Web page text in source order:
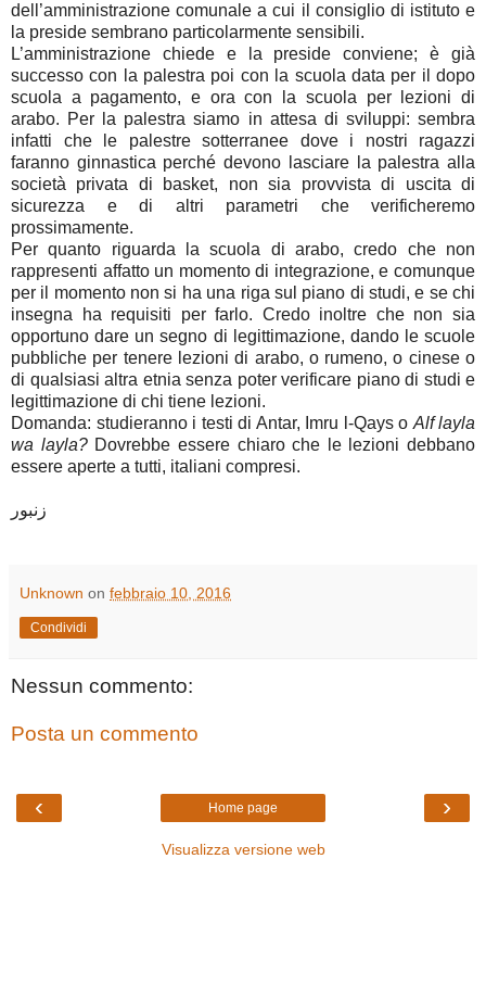
dell’amministrazione comunale a cui il consiglio di istituto e
la preside sembrano particolarmente sensibili.
L’amministrazione chiede e la preside conviene; è già
successo con la palestra poi con la scuola data per il dopo
scuola a pagamento, e ora con la scuola per lezioni di
arabo. Per la palestra siamo in attesa di sviluppi: sembra
infatti che le palestre sotterranee dove i nostri ragazzi
faranno ginnastica perché devono lasciare la palestra alla
società privata di basket, non sia provvista di uscita di
sicurezza e di altri parametri che verificheremo
prossimamente.
Per quanto riguarda la scuola di arabo, credo che non
rappresenti affatto un momento di integrazione, e comunque
per il momento non si ha una riga sul piano di studi, e se chi
insegna ha requisiti per farlo. Credo inoltre che non sia
opportuno dare un segno di legittimazione, dando le scuole
pubbliche per tenere lezioni di arabo, o rumeno, o cinese o
di qualsiasi altra etnia senza poter verificare piano di studi e
legittimazione di chi tiene lezioni.
Domanda: studieranno i testi di Antar, Imru l-Qays o Alf layla
wa layla? Dovrebbe essere chiaro che le lezioni debbano
essere aperte a tutti, italiani compresi.
زنبور
Unknown on febbraio 10, 2016
Condividi
Nessun commento:
Posta un commento
‹ ›
Home page
Visualizza versione web